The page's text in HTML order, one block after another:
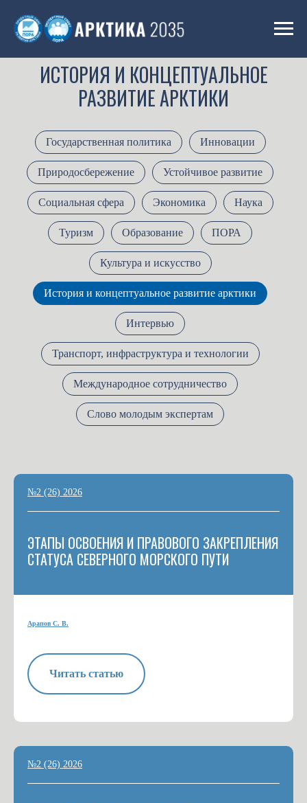
ИСТОРИЯ И КОНЦЕПТУАЛЬНОЕ
РАЗВИТИЕ АРКТИКИ
Государственная политика Инновации
Природосбережение Устойчивое развитие
Социальная сфера Экономика Наука
Туризм Образование ПОРА
Культура и искусство
История и концептуальное развитие арктики
Интервью
Транспорт, инфраструктура и технологии
Международное сотрудничество
Слово молодым экспертам
№2 (26) 2026
ЭТАПЫ ОСВОЕНИЯ И ПРАВОВОГО ЗАКРЕПЛЕНИЯ
СТАТУСА СЕВЕРНОГО МОРСКОГО ПУТИ
Арапов С. В.
Читать статью
№2 (26) 2026